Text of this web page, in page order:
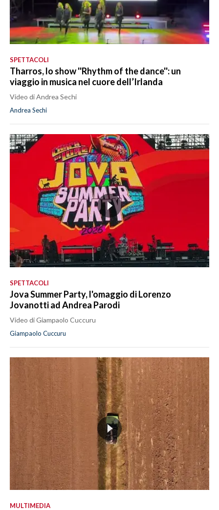
SPETTACOLI
Tharros, lo show ''Rhythm of the dance'': un
viaggio in musica nel cuore dell’Irlanda
Video di Andrea Sechi
Andrea Sechi
SPETTACOLI
Jova Summer Party, l'omaggio di Lorenzo
Jovanotti ad Andrea Parodi
Video di Giampaolo Cuccuru
Giampaolo Cuccuru
MULTIMEDIA